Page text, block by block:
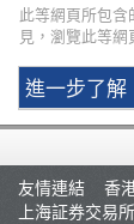
此等網頁所包
見，瀏覽此等
進一步了解
輝立簡介
分行資料
招聘人才
友情連結
香
上海証券交易所